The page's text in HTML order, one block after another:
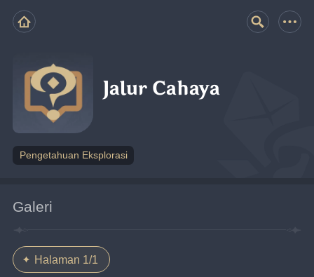
Jalur Cahaya
Pengetahuan Eksplorasi
Galeri
Halaman 1/1